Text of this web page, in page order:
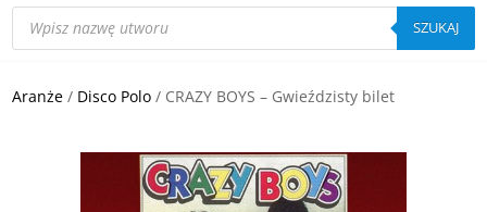
Wyszukiwarka
produktów SZUKAJ
Aranże / Disco Polo / CRAZY BOYS – Gwieździsty bilet